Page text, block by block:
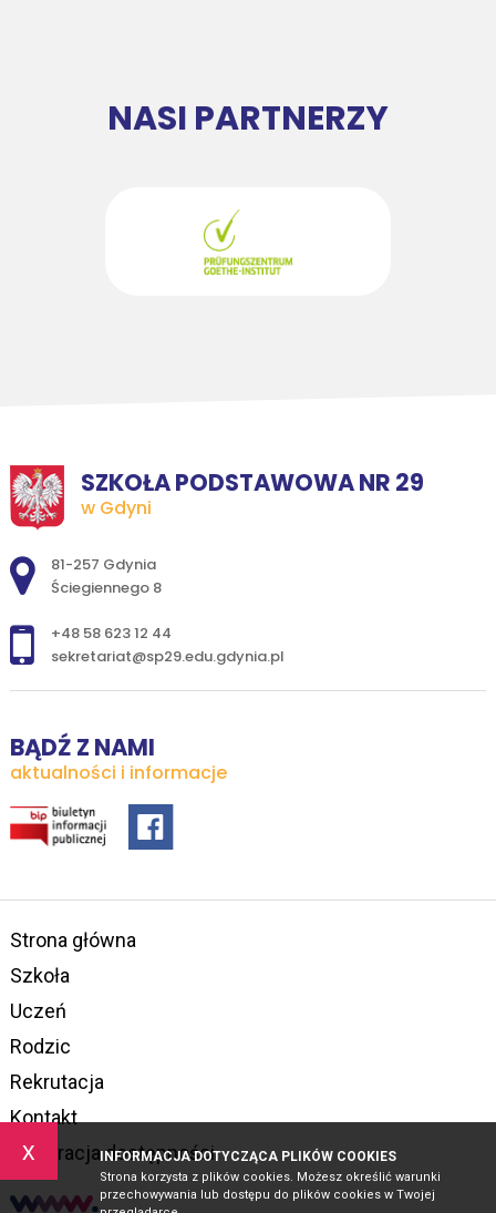
x INFORMACJA DOTYCZĄCA PLIKÓW COOKIES
Strona korzysta z plików cookies. Możesz określić warunki
przechowywania lub dostępu do plików cookies w Twojej
NASI PARTNERZY
SZKOŁA PODSTAWOWA NR 29
w Gdyni
Adres pocztowy:
81-257 Gdynia
Ściegiennego 8
+48 58 623 12 44
sekretariat@sp29.edu.gdynia.pl
BĄDŹ Z NAMI
aktualności i informacje
Strona główna
Szkoła
Uczeń
Rodzic
Rekrutacja
Kontakt
Deklaracja dostępności